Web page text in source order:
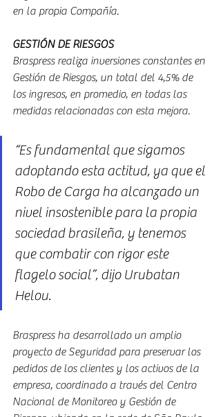
en la propia Compañía.
GESTIÓN DE RIESGOS
Braspress realiza inversiones constantes en
Gestión de Riesgos, un total del 4,5% de
los ingresos, en promedio, en todas las
medidas relacionadas con esta mejora.
“Es fundamental que sigamos
adoptando esta actitud, ya que el
Robo de Carga ha alcanzado un
nivel insostenible para la propia
sociedad brasileña, y tenemos
que combatir con rigor este
flagelo social”, dijo Urubatan
Helou.
Braspress ha desarrollado un amplio
proyecto de Seguridad para preservar los
pedidos de los clientes y los activos de la
empresa, coordinado a través del Centro
Nacional de Monitoreo y Gestión de